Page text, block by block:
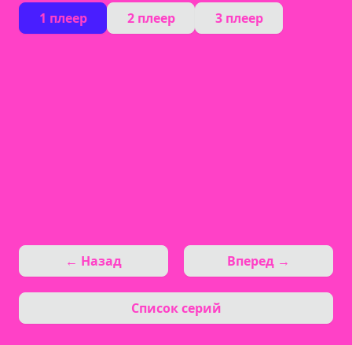
1 плеер 2 плеер 3 плеер
← Назад
Список серий
Вперед →